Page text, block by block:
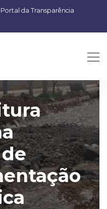
Portal da Transparência